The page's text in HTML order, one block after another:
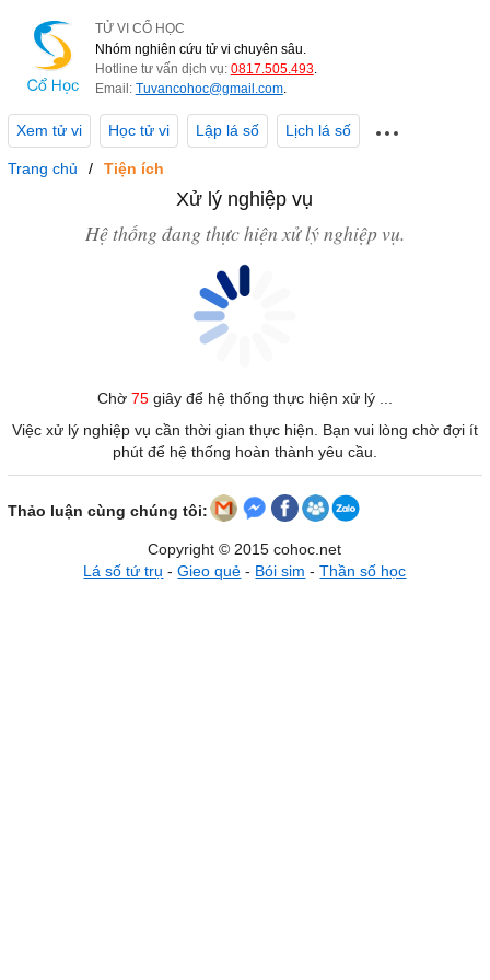
TỬ VI CỔ HỌC
Nhóm nghiên cứu tử vi chuyên sâu.
Hotline tư vấn dịch vụ: 0817.505.493.
Email: Tuvancohoc@gmail.com.
Xem tử vi Học tử vi Lập lá số Lịch lá số
Trang chủ Tiện ích
Xử lý nghiệp vụ
Hệ thống đang thực hiện xử lý nghiệp vụ.
Chờ 75giây để hệ thống thực hiện xử lý ...
Việc xử lý nghiệp vụ cần thời gian thực hiện. Bạn vui lòng chờ đợi ít
phút để hệ thống hoàn thành yêu cầu.
Thảo luận cùng chúng tôi:
Copyright © 2015 cohoc.net
Lá số tứ trụ -Gieo quẻ - Bói sim -Thần số học